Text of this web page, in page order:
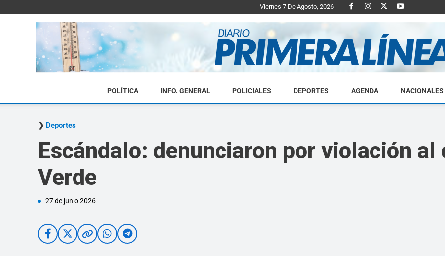
Viernes 7 De Agosto, 2026
Diario
POLÍTICA INFO. GENERAL POLICIALES DEPORTES AGENDA NACIONALES
Deportes
Escándalo: denunciaron por violación al
Verde
27 de junio 2026